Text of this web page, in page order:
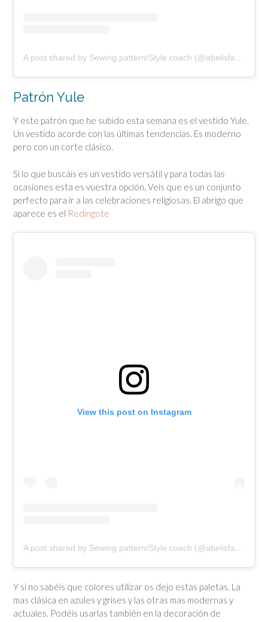
A post shared by Sewing pattern/Style coach (@abelisfashion)
Patrón Yule
Y este patrón que he subido esta semana es el vestido Yule.
Un vestido acorde con las últimas tendencias. Es moderno
pero con un corte clásico.
Si lo que buscáis es un vestido versátil y para todas las
ocasiones esta es vuestra opción. Veis que es un conjunto
perfecto para ir a las celebraciones religiosas. El abrigo que
aparece es el Redingote
View this post on Instagram
Y si no sabéis que colores utilizar os dejo estas paletas. La
mas clásica en azules y grises y las otras mas modernas y
actuales. Podéis usarlas también en la decoración de